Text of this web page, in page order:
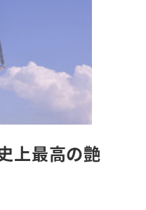
上最高の艶